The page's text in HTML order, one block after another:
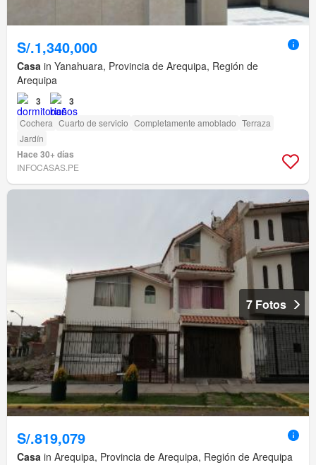
S/.1,340,000
Casa in Yanahuara, Provincia de Arequipa, Región de
Arequipa
3 3
Cochera Cuarto de servicio Completamente amoblado Terraza
Jardín
Hace 30+ días
INFOCASAS.PE
7 Fotos
S/.819,079
Casa in Arequipa, Provincia de Arequipa, Región de Arequipa